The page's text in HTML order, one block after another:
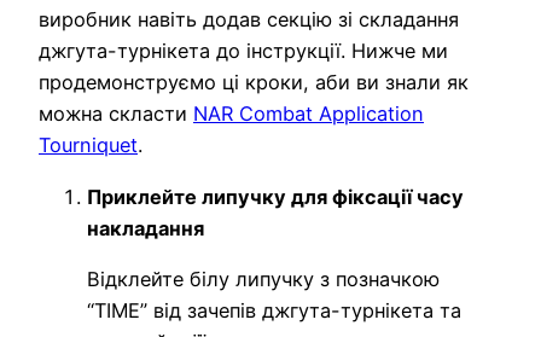
виробник навіть додав секцію зі складання
джгута-турнікета до інструкції. Нижче ми
продемонструємо ці кроки, аби ви знали як
можна скласти NAR Combat Application
Tourniquet.
Приклейте липучку для фіксації часу
накладання
Відклейте білу липучку з позначкою
“TIME” від зачепів джгута-турнікета та